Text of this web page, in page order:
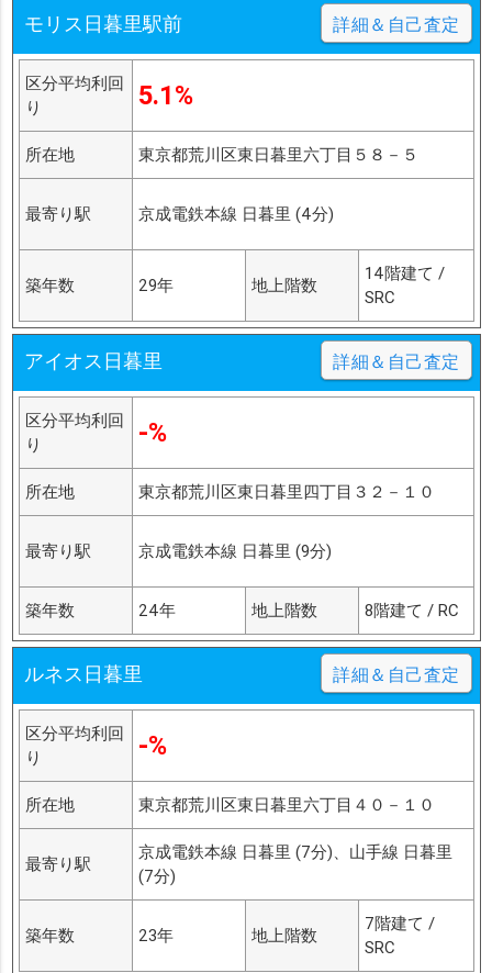
モリス日暮里駅前 詳細＆自己査定
区分平均利回
り
5.1%
所在地 東京都荒川区東日暮里六丁目５８－５
最寄り駅 京成電鉄本線 日暮里 (4分)
築年数 29年 地上階数
14階建て /
SRC
アイオス日暮里 詳細＆自己査定
区分平均利回
り
-%
所在地 東京都荒川区東日暮里四丁目３２－１０
最寄り駅 京成電鉄本線 日暮里 (9分)
築年数 24年 地上階数 8階建て / RC
ルネス日暮里 詳細＆自己査定
区分平均利回
り
-%
所在地 東京都荒川区東日暮里六丁目４０－１０
最寄り駅
京成電鉄本線 日暮里 (7分)、山手線 日暮里
(7分)
築年数 23年 地上階数
7階建て /
SRC